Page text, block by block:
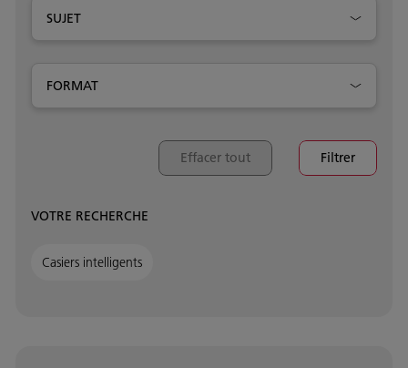
SUJET
FORMAT
Effacer tout Filtrer
VOTRE RECHERCHE
Casiers intelligents